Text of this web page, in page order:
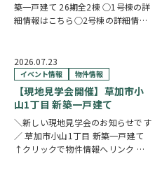
築一戸建て 26期全2棟 ○1号棟の詳
細情報はこちら○2号棟の詳細情報
に、豊富な収納と暮らしに役立つ便
利な設備が毎日の暮らしを快適にサ
ポー…
2026.07.23
イベント情報 物件情報
【現地見学会開催】草加市小
山1丁目 新築一戸建て
＼新しい現地見学会のお知らせです
／ 草加市小山1丁目 新築一戸建て
↑クリックで物件情報へリンク お